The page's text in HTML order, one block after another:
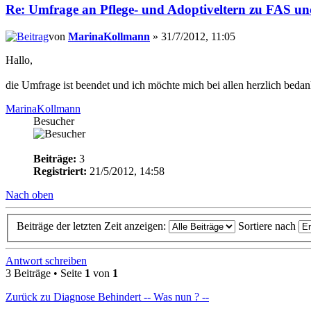
Re: Umfrage an Pflege- und Adoptiveltern zu FAS
von MarinaKollmann » 31/7/2012, 11:05
Hallo,
die Umfrage ist beendet und ich möchte mich bei allen herzlich
MarinaKollmann
Besucher
Beiträge: 3
Registriert: 21/5/2012, 14:58
Nach oben
Beiträge der letzten Zeit anzeigen: Sortiere nach
Antwort schreiben
3 Beiträge • Seite 1 von 1
Zurück zu Diagnose Behindert -- Was nun ? --